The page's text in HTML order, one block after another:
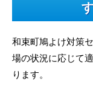
和束町鳩よけ対策
場の状況に応じて
ります。